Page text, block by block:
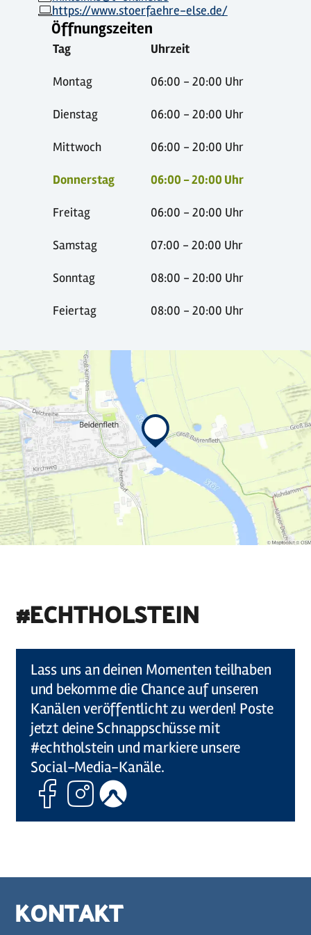
https://www.stoerfaehre-else.de/
Öffnungszeiten
Tag Uhrzeit
Montag 06:00 - 20:00 Uhr
Dienstag 06:00 - 20:00 Uhr
Mittwoch 06:00 - 20:00 Uhr
Donnerstag 06:00 - 20:00 Uhr
Freitag 06:00 - 20:00 Uhr
Samstag 07:00 - 20:00 Uhr
Sonntag 08:00 - 20:00 Uhr
Feiertag 08:00 - 20:00 Uhr
#ECHTHOLSTEIN
Lass uns an deinen Momenten teilhaben
und bekomme die Chance auf unseren
Kanälen veröffentlicht zu werden! Poste
jetzt deine Schnappschüsse mit
#echtholstein und markiere unsere
Social-Media-Kanäle.
FacebookInstagram
Komoot
KONTAKT